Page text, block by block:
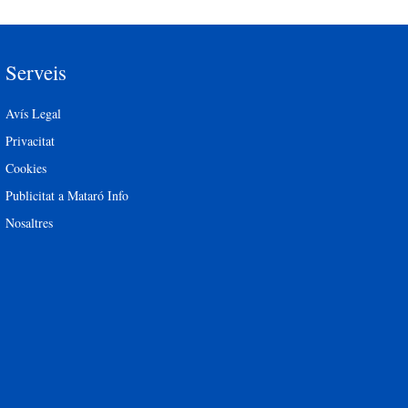
Serveis
Avís Legal
Privacitat
Cookies
Publicitat a Mataró Info
Nosaltres